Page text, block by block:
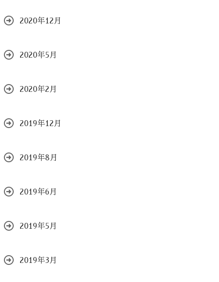
2020年12月
2020年5月
2020年2月
2019年12月
2019年8月
2019年6月
2019年5月
2019年3月